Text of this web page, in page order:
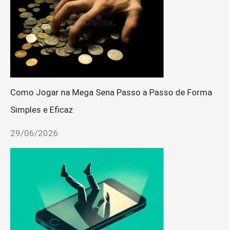
Como Jogar na Mega Sena Passo a Passo de Forma
Simples e Eficaz
29/06/2026